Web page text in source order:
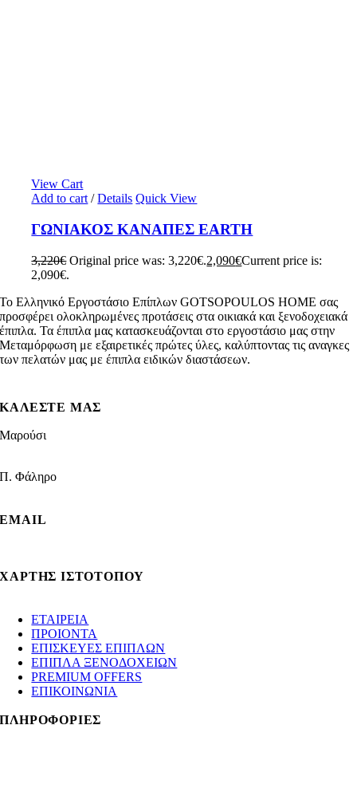
View Cart
Add to cart / Details Quick View
ΓΩΝΙΑΚΟΣ ΚΑΝΑΠΕΣ EARTH
3,220€ Original price was: 3,220€.2,090€Current price is:
2,090€.
To Ελληνικό Εργοστάσιο Επίπλων GOTSOPOULOS HOME σας
προσφέρει ολοκληρωμένες προτάσεις στα οικιακά και ξενοδοχειακά
έπιπλα. Τα έπιπλα μας κατασκευάζονται στο εργοστάσιο μας στην
Μεταμόρφωση με εξαιρετικές πρώτες ύλες, καλύπτοντας τις αναγκες
των πελατών μας με έπιπλα ειδικών διαστάσεων.
ΚΑΛΕΣΤΕ ΜΑΣ
Μαρούσι
Π. Φάληρο
EMAIL
ΧΑΡΤΗΣ ΙΣΤΟΤΟΠΟΥ
ΕΤΑΙΡΕΙΑ
ΠΡΟΙΟΝΤΑ
ΕΠΙΣΚΕΥΕΣ ΕΠΙΠΛΩΝ
ΕΠΙΠΛΑ ΞΕΝΟΔΟΧΕΙΩΝ
PREMIUM OFFERS
ΕΠΙΚΟΙΝΩΝΙΑ
ΠΛΗΡΟΦΟΡΙΕΣ